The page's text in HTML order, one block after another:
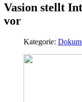
Vasion stellt
vor
Kategorie: